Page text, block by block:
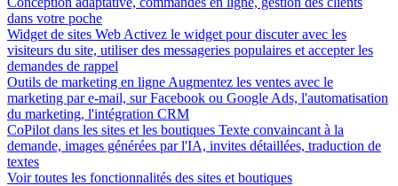
dans votre poche
Widget de sites Web Activez le widget pour discuter avec les
visiteurs du site, utiliser des messageries populaires et accepter les
demandes de rappel
Outils de marketing en ligne Augmentez les ventes avec le
marketing par e-mail, sur Facebook ou Google Ads, l'automatisation
du marketing, l'intégration CRM
CoPilot dans les sites et les boutiques Texte convaincant à la
demande, images générées par l'IA, invites détaillées, traduction de
textes
Voir toutes les fonctionnalités des sites et boutiques